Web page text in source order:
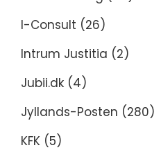
I-Consult (26)
Intrum Justitia (2)
Jubii.dk (4)
Jyllands-Posten (280)
KFK (5)